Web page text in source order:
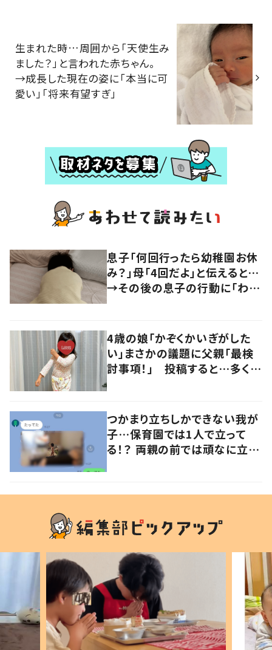
生まれた時…周囲から「天使生み
ました？」と言われた赤ちゃん。
→成長した現在の姿に「本当に可
愛い」「将来有望すぎ」
息子「何回行ったら幼稚園お休
み？」母「4回だよ」と伝えると…
→その後の息子の行動に「わか
4歳の娘「かぞくかいぎがした
い」まさかの議題に父親「最検
討事項！」 投稿すると…多くの
つかまり立ちしかできない我が
子…保育園では1人で立って
る！？ 両親の前では頑なに立た